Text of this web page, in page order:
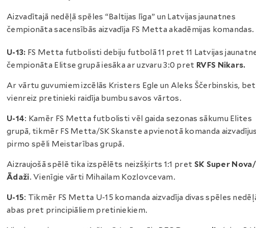
Aizvadītajā nedēļā spēles “Baltijas līga” un Latvijas jaunatnes
čempionāta sacensībās aizvadīja FS Metta akadēmijas komandas.
U-13: FS Metta futbolisti debiju futbolā 11 pret 11 Latvijas
čempionāta Elitse grupā iesāka ar uzvaru 3:0 pret RVFS Nikars.
Ar vārtu guvumiem izcēlās Kristers Egle un Aleks Ščerbinskis, bet
vienreiz pretinieki raidīja bumbu savos vārtos.
U-14: Kamēr FS Metta futbolisti vēl gaida sezonas sākumu Elites
grupā, tikmēr FS Metta/SK Skanste apvienotā komanda
pirmo spēli Meistarības grupā.
Aizraujošā spēlē tika izspēlēts neizšķirts 1:1 pret SK Super Nova/
Ādaži. Vienīgie vārti Mihailam Kozlovcevam.
U-15: Tikmēr FS Metta U-15 komanda aizvadīja divas spēles
abas pret principiāliem pretiniekiem.